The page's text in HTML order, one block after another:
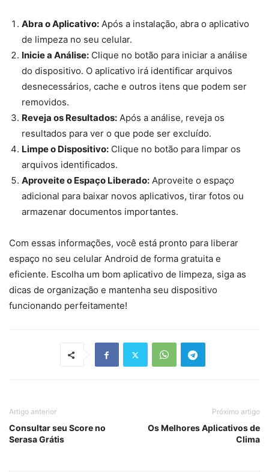
Abra o Aplicativo: Após a instalação, abra o aplicativo
de limpeza no seu celular.
Inicie a Análise: Clique no botão para iniciar a análise
do dispositivo. O aplicativo irá identificar arquivos
desnecessários, cache e outros itens que podem ser
removidos.
Reveja os Resultados: Após a análise, reveja os
resultados para ver o que pode ser excluído.
Limpe o Dispositivo: Clique no botão para limpar os
arquivos identificados.
Aproveite o Espaço Liberado: Aproveite o espaço
adicional para baixar novos aplicativos, tirar fotos ou
armazenar documentos importantes.
Com essas informações, você está pronto para liberar
espaço no seu celular Android de forma gratuita e
eficiente. Escolha um bom aplicativo de limpeza, siga as
dicas de organização e mantenha seu dispositivo
funcionando perfeitamente!
Artigo anterior
Consultar seu Score no
Serasa Grátis
Próximo artigo
Os Melhores Aplicativos de
Clima